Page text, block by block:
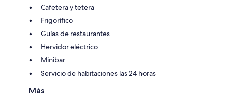
Cafetera y tetera
Frigorífico
Guías de restaurantes
Hervidor eléctrico
Minibar
Servicio de habitaciones las 24 horas
Más